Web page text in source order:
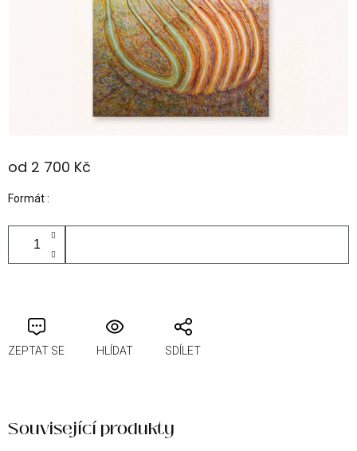
od 2 700 Kč
Měrná
cena:
Formát
ZEPTAT SE HLÍDAT SDÍLET
Související produkty